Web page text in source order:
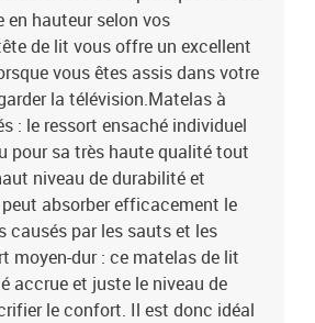
en hauteur selon vos
de lit vous offre un excellent
vous êtes assis dans votre
la télévision.Matelas à
: le ressort ensaché individuel
pour sa très haute qualité tout
niveau de durabilité et
absorber efficacement le
causés par les sauts et les
moyen-dur : ce matelas de lit
accrue et juste le niveau de
le confort. Il est donc idéal